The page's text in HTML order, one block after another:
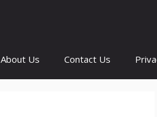
About Us Contact Us